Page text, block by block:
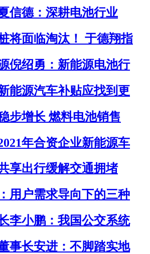
信德：深耕电池行业
将面临淘汰！ 于德翔指
倪绍勇：新能源电池行
能源汽车补贴应找到更
步增长 燃料电池销售
年合资企业新能源车
享出行缓解交通拥堵
用户需求导向下的三种
李小鹏：我国公交系统
事长安进：不脚踏实地